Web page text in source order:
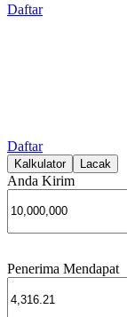
Daftar
Daftar
Kalkulator Lacak
Anda Kirim
Penerima Mendapat